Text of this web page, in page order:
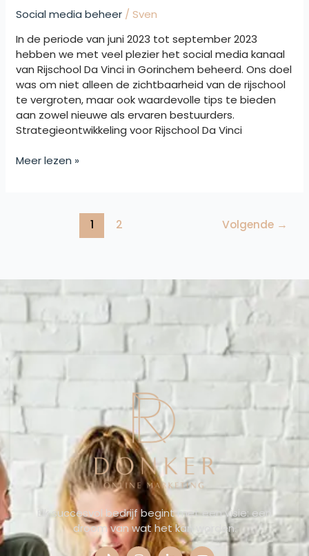
Social media beheer /Sven
In de periode van juni 2023 tot september 2023
hebben we met veel plezier het social media kanaal
van Rijschool Da Vinci in Gorinchem beheerd. Ons doel
was om niet alleen de zichtbaarheid van de rijschool
te vergroten, maar ook waardevolle tips te bieden
aan zowel nieuwe als ervaren bestuurders.
Strategieontwikkeling voor Rijschool Da Vinci
Meer lezen »
1 2 Volgende →
Elk succesvol bedrijf begint met een visie: een
droom van wat het kan worden.